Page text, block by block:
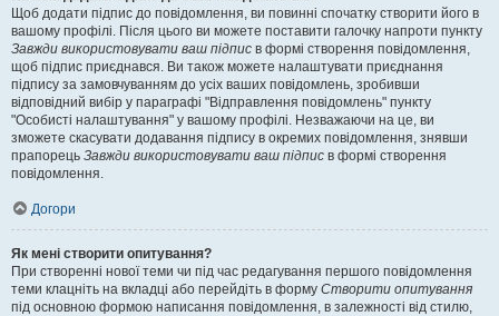
Щоб додати підпис до повідомлення, ви повинні спочатку створити його в
вашому профілі. Після цього ви можете поставити галочку напроти пункту
Завжди використовувати ваш підпис в формі створення повідомлення,
щоб підпис приєднався. Ви також можете налаштувати приєднання
підпису за замовчуванням до усіх ваших повідомлень, зробивши
відповідний вибір у параграфі "Відправлення повідомлень" пункту
"Особисті налаштування" у вашому профілі. Незважаючи на це, ви
зможете скасувати додавання підпису в окремих повідомлення, знявши
прапорець Завжди використовувати ваш підпис в формі створення
повідомлення.
Догори
Як мені створити опитування?
При створенні нової теми чи під час редагування першого повідомлення
теми клацніть на вкладці або перейдіть в форму Створити опитування
під основною формою написання повідомлення, в залежності від стилю,